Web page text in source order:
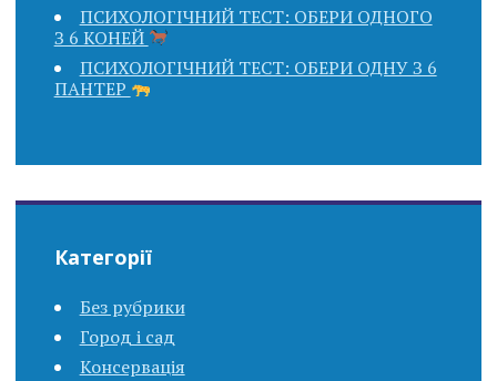
ПСИХОЛОГІЧНИЙ ТЕСТ: ОБЕРИ ОДНОГО
З 6 КОНЕЙ
ПСИХОЛОГІЧНИЙ ТЕСТ: ОБЕРИ ОДНУ З 6
ПАНТЕР
Категорії
Без рубрики
Город і сад
Консервація